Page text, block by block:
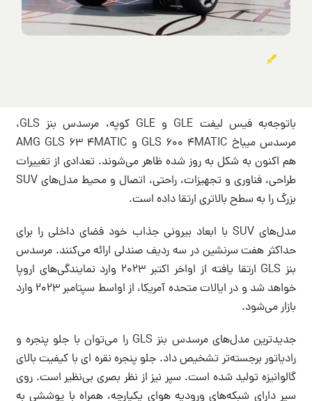
باتوجه‌به فیس لیفت GLE و GLE کوپه، مرسدس بنز GLS،
مرسدس میباخ GLS 600 4MATIC و AMG GLS 63 4MATIC
هم اکنون به شکل به روز شده ظاهر می‌شوند. تعدادی از تغییرات
طراحی، فناوری و تجهیزات، راحتی، اتصال و محیط مدل‌های SUV
بزرگ را به سطح بالاتری ارتقا داده است.
مدل‌های SUV با ابعاد بیرونی جذاب خود فضای داخلی را برای
حداکثر هفت سرنشین در سه ردیف صندلی ارائه می‌کنند. مرسدس
بنز GLS ارتقا یافته از اواخر اکتبر 2023 وارد نمایندگی‌های اروپا
خواهد شد و در ایالات متحده آمریکا، از اواسط سپتامبر 2023 وارد
بازار می‌شود.
جدیدترین مدل‌های مرسدس بنز GLS را می‌توان با جلو پنجره و
رادیاتور برجسته‌تر تشخیص داد. جلو پنجره نقره ای با کیفیت بالای
گالوانیزه تولید شده است. سپر نیز از نظر بصری بی‌نظیر است. روی
سپر دارای شبکه‌های ورودیه هوای یکپارچه، همراه با پوششی به